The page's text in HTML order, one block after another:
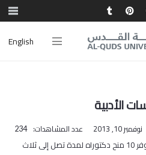
English
الأدبية
نوفمبر 10, 2013 عدد المشاهدات: 234
أعلنت جامعة برلين الحرة – ألمانيا عن توفر 10 منح دكتوراه لمدة تصل إلى ثلاث